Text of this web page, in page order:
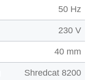
50 Hz
230 V
40 mm
Shredcat 8200